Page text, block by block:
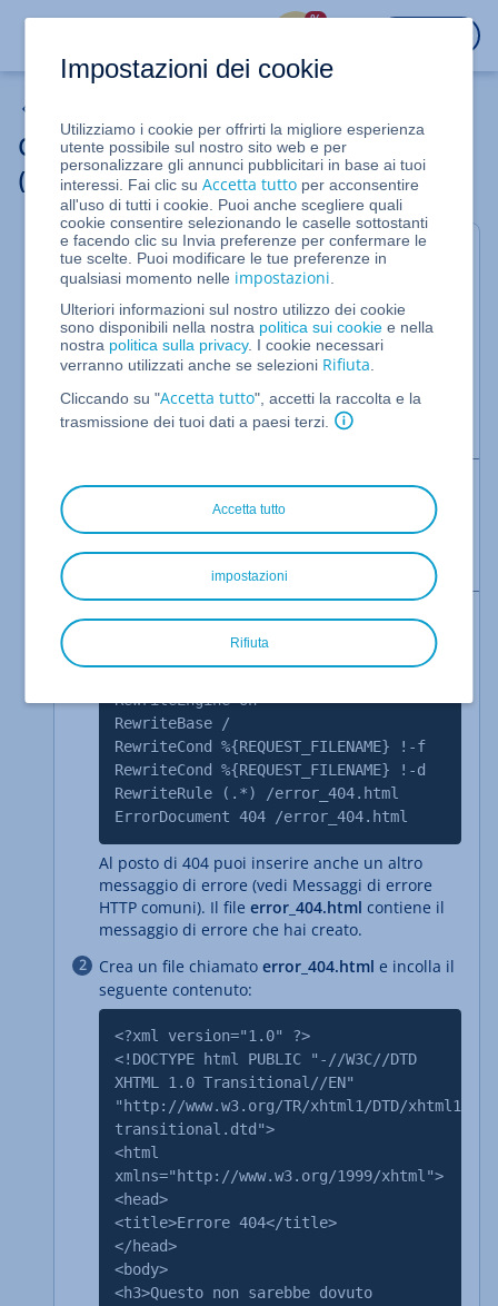
%
Creare una propria pagina di errore
(Hosting Linux)
In questo articolo, ti spieghiamo come creare le tue
pagine di errore per i visitatori del tuo sito web.
In questo modo puoi rendere più facile per i tuoi
visitatori comprendere i messaggi di errore
sostituendo quelli standard mostrati dal server con
ti mostriamo come impostare una pagina di errore
per il messaggio di errore 404 (not found).
Nota bene
I messaggi di errore creati personalmente si
applicano sempre a tutti i domini del pacchetto in
cui si trova il sito web.
e aggiungi il
seguente contenuto:
RewriteEngine On
RewriteBase /
RewriteCond %{REQUEST_FILENAME} !-f
RewriteCond %{REQUEST_FILENAME} !-d
RewriteRule (.*) /error_404.html
ErrorDocument 404 /error_404.html
Al posto di 404 puoi inserire anche un altro
messaggio di errore (vedi Messaggi di errore
HTTP comuni). Il file error_404.html contiene il
messaggio di errore che hai creato.
Crea un file chiamato error_404.html e incolla il
seguente contenuto:
<?xml version="1.0" ?>
<!DOCTYPE html PUBLIC "-//W3C//DTD
XHTML 1.0 Transitional//EN"
"http://www.w3.org/TR/xhtml1/DTD/xhtml1-
transitional.dtd">
<html
xmlns="http://www.w3.org/1999/xhtml">
<head>
<title>Errore 404</title>
</head>
<body>
<h3>Questo non sarebbe dovuto
Impostazioni dei cookie
Utilizziamo i cookie per offrirti la migliore esperienza
utente possibile sul nostro sito web e per
personalizzare gli annunci pubblicitari in base ai tuoi
interessi. Fai clic suAccetta tutto per acconsentire
all'uso di tutti i cookie. Puoi anche scegliere quali
cookie consentire selezionando le caselle sottostanti
e facendo clic su Invia preferenze per confermare le
tue scelte. Puoi modificare le tue preferenze in
qualsiasi momento nelle impostazioni
Ulteriori informazioni sul nostro utilizzo dei cookie
sono disponibili nella nostra politica sui cookie e nella
nostra politica sulla privacy. I cookie necessari
verranno utilizzati anche se selezioni Rifiuta
Cliccando su "Accetta tutto", accetti la raccolta e la
trasmissione dei tuoi dati a paesi terzi.
Accetta tutto
Rifiuta
impostazioni